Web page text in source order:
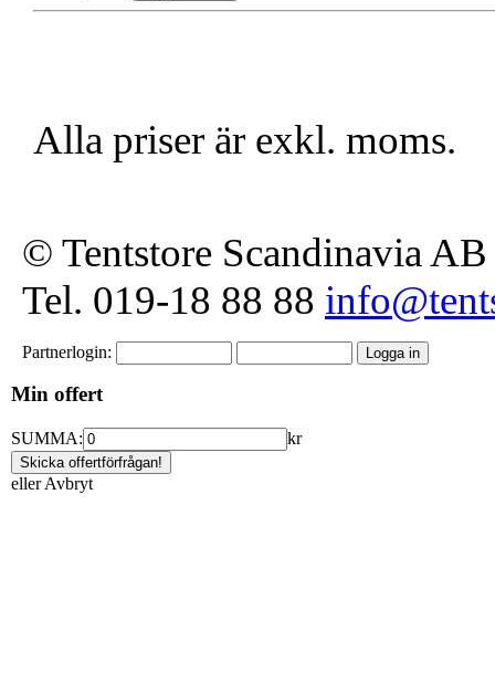
Alla priser är exkl. moms.
© Tentstore Scandinavia AB
Tel. 019-18 88 88
Partnerlogin:
Min offert
SUMMA: kr
ellerAvbryt